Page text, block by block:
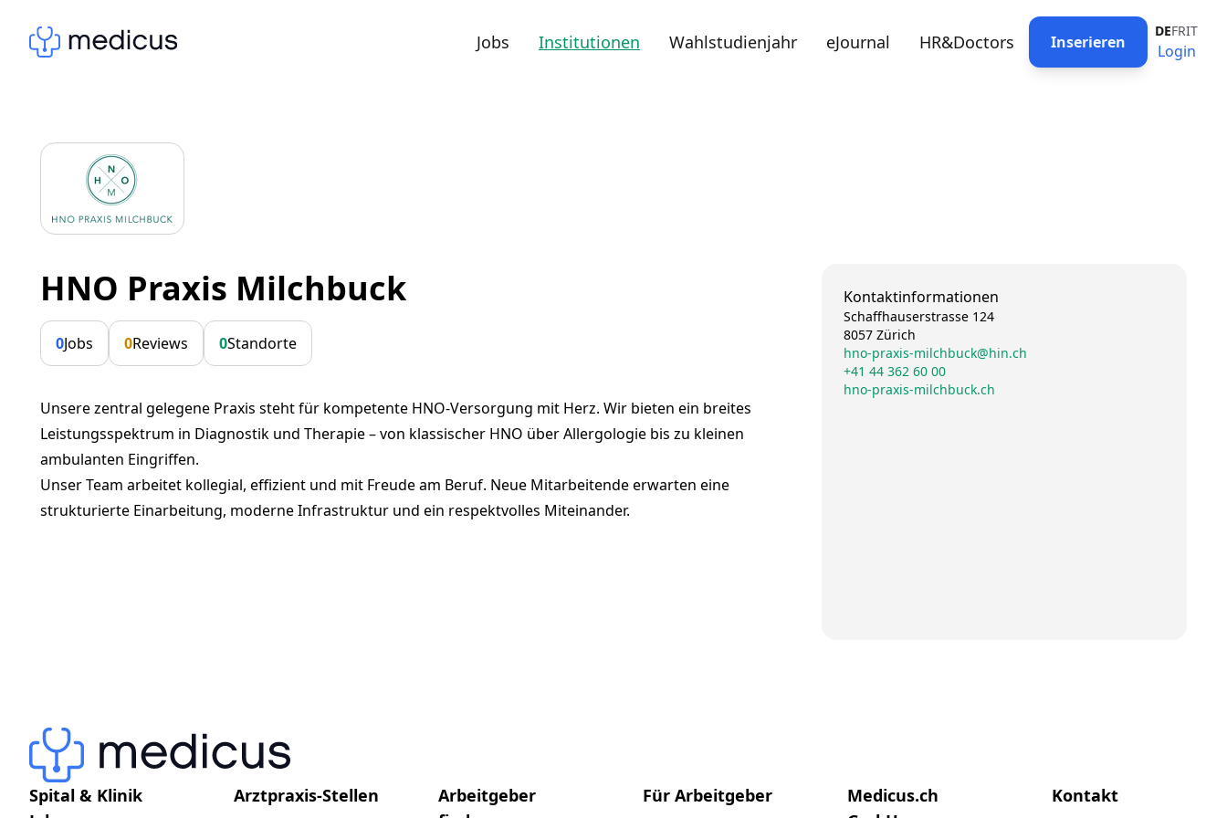
Jobs Institutionen Wahlstudienjahr eJournal HR&Doctors Inserieren
DEFRIT
Login
HNO Praxis Milchbuck
0Jobs 0Reviews 0Standorte
Unsere zentral gelegene Praxis steht für kompetente HNO-Versorgung mit Herz. Wir bieten ein breites
Leistungsspektrum in Diagnostik und Therapie – von klassischer HNO über Allergologie bis zu kleinen
ambulanten Eingriffen.
Unser Team arbeitet kollegial, effizient und mit Freude am Beruf. Neue Mitarbeitende erwarten eine
strukturierte Einarbeitung, moderne Infrastruktur und ein respektvolles Miteinander.
Kontaktinformationen
Schaffhauserstrasse 124
8057 Zürich
hno-praxis-milchbuck@hin.ch
+41 44 362 60 00
hno-praxis-milchbuck.ch
Spital & Klinik
Arztpraxis-Stellen
Arbeitgeber
Für Arbeitgeber
Medicus.ch
Kontakt